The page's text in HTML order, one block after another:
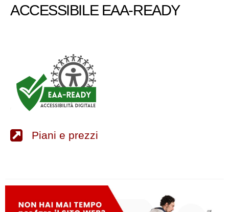
ACCESSIBILE EAA-READY
Piani e prezzi